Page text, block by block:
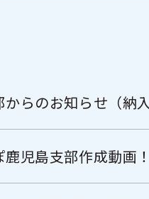
らのお知らせ（納
児島支部作成動画